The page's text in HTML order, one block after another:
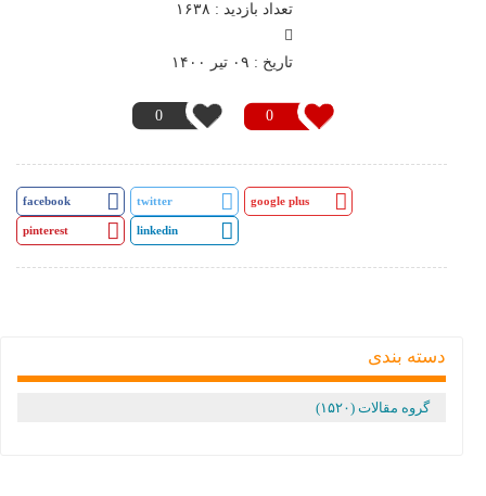
0
0
تعداد بازدید : ۱۶۳۸
تاريخ : ۰۹ تير ۱۴۰۰
facebook twitter google plus
pinterest linkedin
دسته بندی
گروه مقالات (۱۵۲۰)